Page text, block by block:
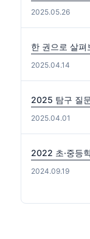
2025.05.26
한 권으로 살펴
2025.04.14
2025.04.01
2024.09.19